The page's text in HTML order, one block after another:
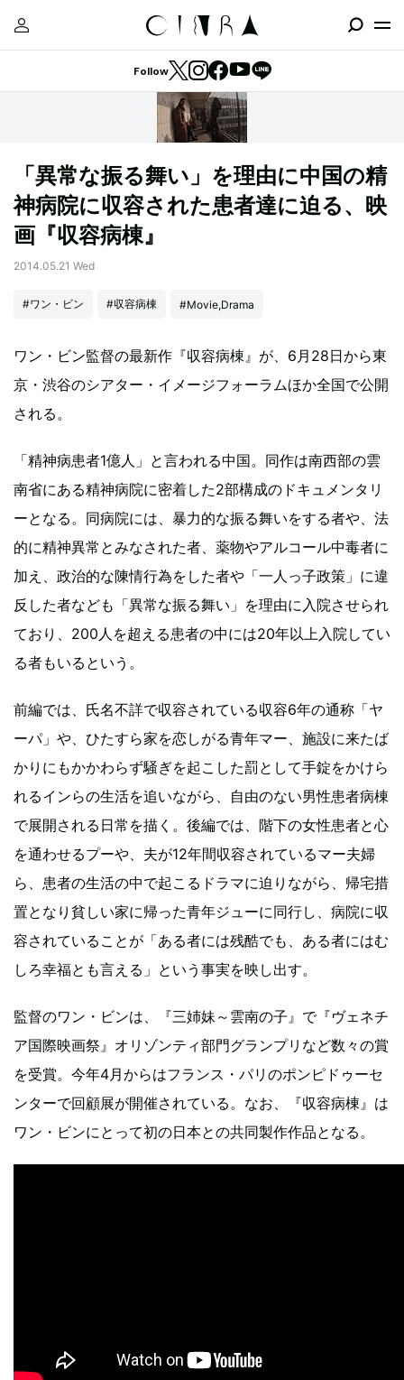
Follow
「異常な振る舞い」を理由に中国の精
神病院に収容された患者達に迫る、映
画『収容病棟』
2014.05.21 Wed
#ワン・ビン #収容病棟 #Movie,Drama
ワン・ビン監督の最新作『収容病棟』が、6月28日から東
京・渋谷のシアター・イメージフォーラムほか全国で公開
される。
「精神病患者1億人」と言われる中国。同作は南西部の雲
南省にある精神病院に密着した2部構成のドキュメンタリ
ーとなる。同病院には、暴力的な振る舞いをする者や、法
的に精神異常とみなされた者、薬物やアルコール中毒者に
加え、政治的な陳情行為をした者や「一人っ子政策」に違
反した者なども「異常な振る舞い」を理由に入院させられ
ており、200人を超える患者の中には20年以上入院してい
る者もいるという。
前編では、氏名不詳で収容されている収容6年の通称「ヤ
ーパ」や、ひたすら家を恋しがる青年マー、施設に来たば
かりにもかかわらず騒ぎを起こした罰として手錠をかけら
れるインらの生活を追いながら、自由のない男性患者病棟
で展開される日常を描く。後編では、階下の女性患者と心
を通わせるプーや、夫が12年間収容されているマー夫婦
ら、患者の生活の中で起こるドラマに迫りながら、帰宅措
置となり貧しい家に帰った青年ジューに同行し、病院に収
容されていることが「ある者には残酷でも、ある者にはむ
しろ幸福とも言える」という事実を映し出す。
監督のワン・ビンは、『三姉妹～雲南の子』で『ヴェネチ
ア国際映画祭』オリゾンティ部門グランプリなど数々の賞
を受賞。今年4月からはフランス・パリのポンピドゥーセ
ンターで回顧展が開催されている。なお、『収容病棟』は
ワン・ビンにとって初の日本との共同製作作品となる。